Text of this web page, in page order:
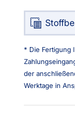
* Die Fertigung
der
Werktage in